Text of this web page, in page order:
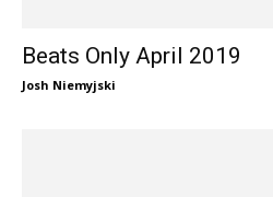
Beats Only April 2019
Josh Niemyjski